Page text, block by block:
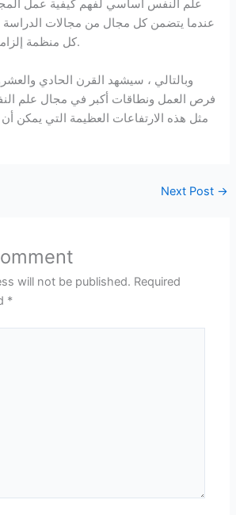
علم النفس أساسي لفهم كيفية عمل
عندما يتضمن كل مجال من مجالات
كل منظمة إلزاميًا إلى طبيب نفساني.
وبالتالي ، سيشهد القرن الحادي
فرص العمل ونطاقات أكبر في مجال علم
مثل هذه الارتفاعات العظيمة التي يمكن
Next Post →
will not be published. Required
*